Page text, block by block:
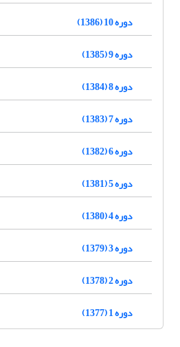
دوره 10 (1386)
دوره 9 (1385)
دوره 8 (1384)
دوره 7 (1383)
دوره 6 (1382)
دوره 5 (1381)
دوره 4 (1380)
دوره 3 (1379)
دوره 2 (1378)
دوره 1 (1377)